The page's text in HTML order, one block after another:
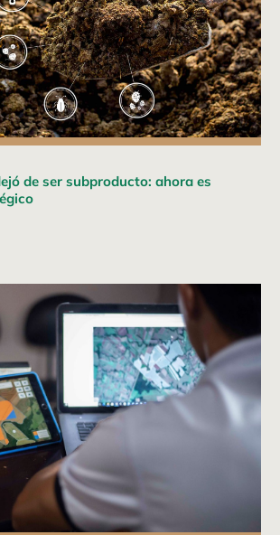
de ser subproducto: ahora es